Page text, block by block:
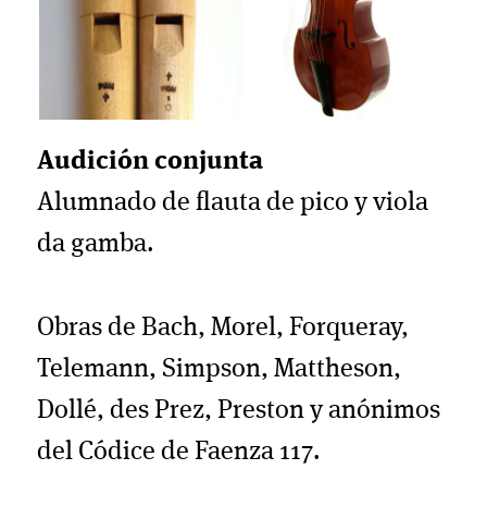
Audición conjunta
Alumnado de flauta de pico y viola
da gamba.
Obras de Bach, Morel, Forqueray,
Telemann, Simpson, Mattheson,
Dollé, des Prez, Preston y anónimos
del Códice de Faenza 117.